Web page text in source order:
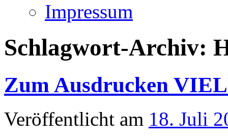
Impressum
Schlagwort-Archiv:
Zum Ausdrucken
Veröffentlicht am 18. Juli